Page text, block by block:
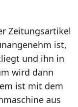
Zeitungsartikel
ist,
und ihn in
wird dann
ist mit dem
aus